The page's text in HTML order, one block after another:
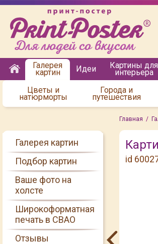
Галерея
картин
Цветы и
натюрморты
Города и
путешествия
Идеи Картины для
интерьера
Галерея картин
Подбор картин
Ваше фото на
холсте
Широкоформатная
печать в СВАО
Отзывы
Главная /
id